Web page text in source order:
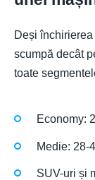
Deși
scumpă decât
toate
Economy:
Medie: 28-
SUV-uri și